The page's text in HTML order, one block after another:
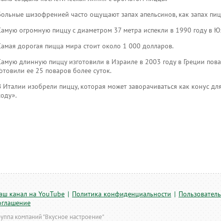
шизофренией часто ощущают запах апельсинов, как запах
огромную пиццу с диаметром 37 метра испекли в 1990 году в
дорогая пицца мира стоит около 1 000 долларов.
длинную пиццу изготовили в Израиле в 2003 году в Греции
ее 25 поваров более суток.
Италии изобрели пиццу, которая может заворачиваться как конус
компаний "Вкусное настроение"
канал на YouTube | Политика конфиденциальности |